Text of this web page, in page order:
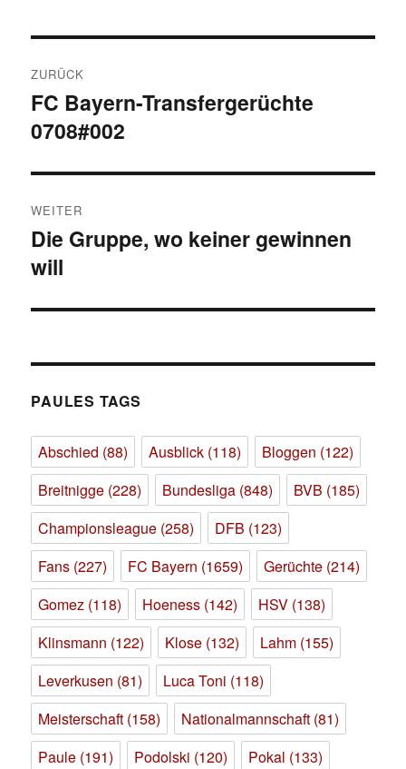
ZURÜCK
Vorheriger
Beitrag:
FC Bayern-Transfergerüchte
0708#002
WEITER
Nächster
Beitrag:
Die Gruppe, wo keiner gewinnen
will
PAULES TAGS
Abschied (88) Ausblick (118) Bloggen (122)
Breitnigge (228) Bundesliga (848) BVB (185)
Championsleague (258) DFB (123)
Fans (227) FC Bayern (1659) Gerüchte (214)
Gomez (118) Hoeness (142) HSV (138)
Klinsmann (122) Klose (132) Lahm (155)
Leverkusen (81) Luca Toni (118)
Meisterschaft (158) Nationalmannschaft (81)
Paule (191) Podolski (120) Pokal (133)